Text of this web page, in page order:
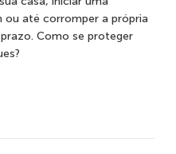
ou até corromper a própria
Como se proteger